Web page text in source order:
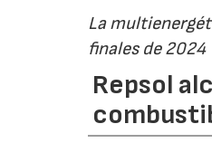
La
finales de 2024
Repsol